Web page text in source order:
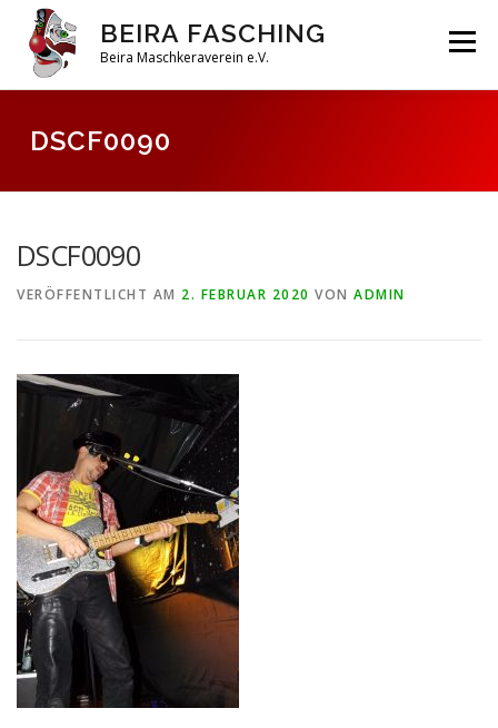
Inhalt
springen
BEIRA FASCHING
Beira Maschkeraverein e.V.
Menü
DAHOAM SAISON 2026
DSCF0090
DSCF0090
VERÖFFENTLICHT AM 2. FEBRUAR 2020 VON ADMIN